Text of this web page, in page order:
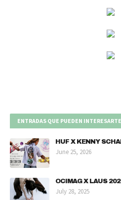
ENTRADAS QUE PUEDEN INTERESARTE
HUF X KENNY
June 25, 2026
OCIMAG X LAUS
July 28, 2025